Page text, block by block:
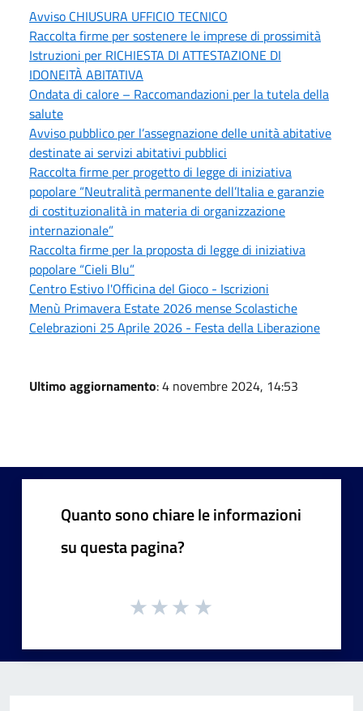
Avviso CHIUSURA UFFICIO TECNICO
Raccolta firme per sostenere le imprese di prossimità
Istruzioni per RICHIESTA DI ATTESTAZIONE DI
IDONEITÀ ABITATIVA
Ondata di calore – Raccomandazioni per la tutela della
salute
Avviso pubblico per l’assegnazione delle unità abitative
destinate ai servizi abitativi pubblici
Raccolta firme per progetto di legge di iniziativa
popolare “Neutralità permanente dell’Italia e garanzie
di costituzionalità in materia di organizzazione
internazionale”
Raccolta firme per la proposta di legge di iniziativa
popolare “Cieli Blu”
Centro Estivo l'Officina del Gioco - Iscrizioni
Menù Primavera Estate 2026 mense Scolastiche
Celebrazioni 25 Aprile 2026 - Festa della Liberazione
Ultimo aggiornamento: 4 novembre 2024, 14:53
Quanto sono chiare le informazioni
su questa pagina?